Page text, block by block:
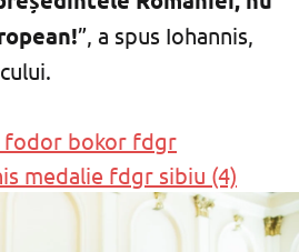
”, a spus Iohannis,